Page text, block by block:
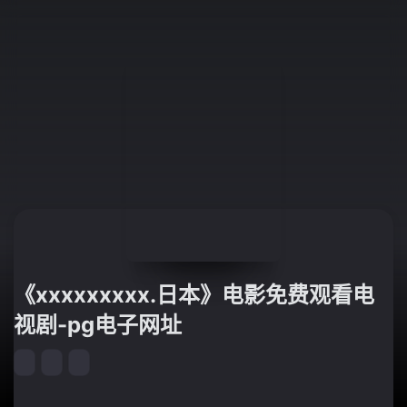
《xxxxxxxxx.日本》电影免费观看电
视剧-pg电子网址